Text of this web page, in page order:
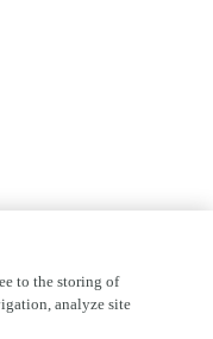
to the storing of
analyze site